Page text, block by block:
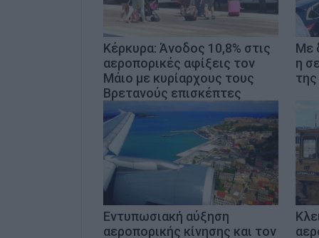
Κέρκυρα: Άνοδος 10,8% στις
αεροπορικές αφίξεις τον
Μάιο με κυρίαρχους τους
Βρετανούς επισκέπτες
Με
η
Εντυπωσιακή αύξηση
αεροπορικής κίνησης και τον